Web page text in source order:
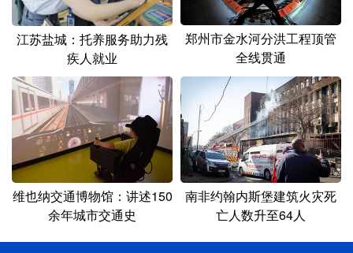
江苏盐城：托养服务助力残
疾人就业
郑州市金水河分洪工程顶管
全线贯通
维也纳交通博物馆：讲述150
余年城市交通史
南非约翰内斯堡建筑火灾死
亡人数升至64人